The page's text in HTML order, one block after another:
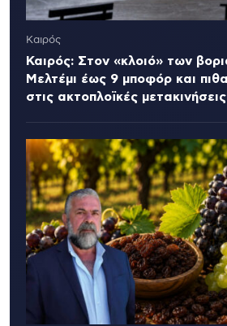
Καιρός
Καιρός: Στον «κλοιό» των
Μελτέμι έως 9 μποφόρ και
στις ακτοπλοϊκές μετακινήσεις